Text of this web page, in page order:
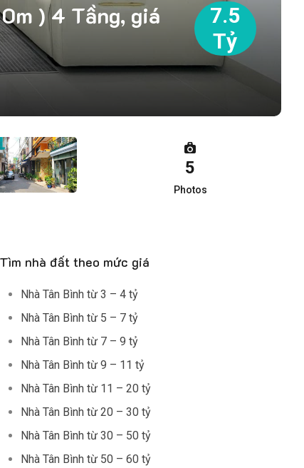
) 4 Tầng, giá
7.5
Tỷ
5
Photos
Tìm nhà đất theo mức giá
Nhà Tân Bình từ 3 – 4 tỷ
Nhà Tân Bình từ 5 – 7 tỷ
Nhà Tân Bình từ 7 – 9 tỷ
Nhà Tân Bình từ 9 – 11 tỷ
Nhà Tân Bình từ 11 – 20 tỷ
Nhà Tân Bình từ 20 – 30 tỷ
Nhà Tân Bình từ 30 – 50 tỷ
Nhà Tân Bình từ 50 – 60 tỷ